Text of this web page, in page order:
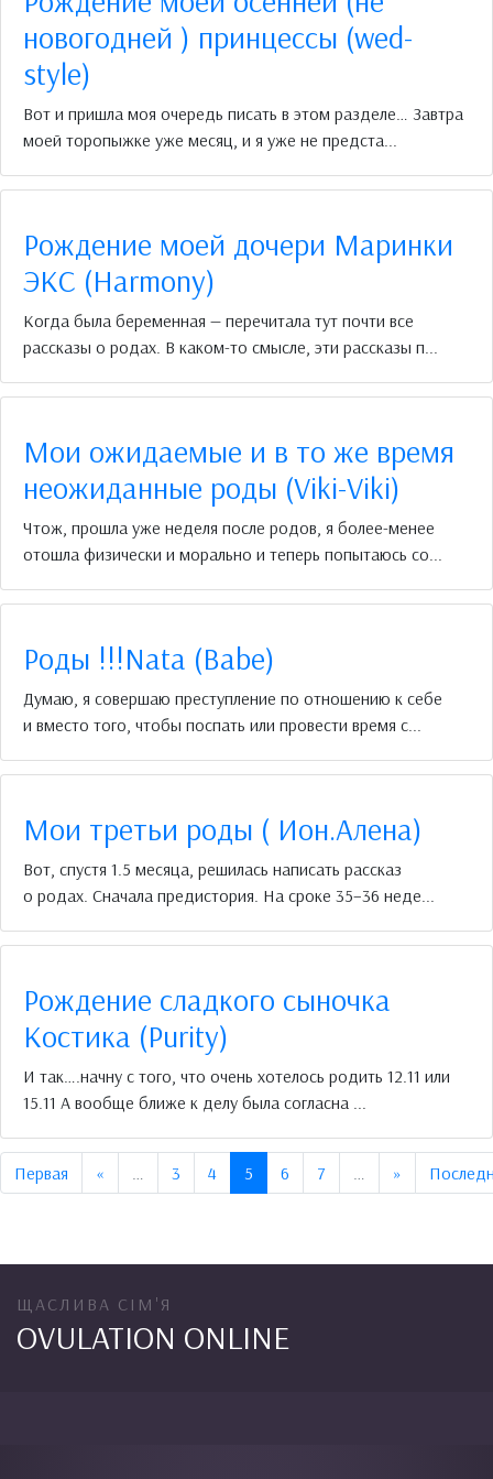
новогодней ) принцессы (wed-
style)
Вот и пришла моя очередь писать в этом разделе… Завтра
моей торопыжке уже месяц, и я уже не предста...
Рождение моей дочери Маринки
ЭКС (Harmony)
Когда была беременная — перечитала тут почти все
рассказы о родах. В каком-то смысле, эти рассказы п...
Мои ожидаемые и в то же время
неожиданные роды (Viki-Viki)
Чтож, прошла уже неделя после родов, я более-менее
отошла физически и морально и теперь попытаюсь со...
Роды !!!Nata (Babe)
Думаю, я совершаю преступление по отношению к себе
и вместо того, чтобы поспать или провести время с...
Мои третьи роды ( Ион.Алена)
Вот, спустя 1.5 месяца, решилась написать рассказ
о родах. Сначала предистория. На сроке 35–36 неде...
Рождение сладкого сыночка
Костика (Purity)
И так….начну с того, что очень хотелось родить 12.11 или
15.11 А вообще ближе к делу была согласна ...
Первая « Предыдущая
… 3 4 5 6 7 … » Следующая
ЩАСЛИВА СІМ'Я
OVULATION ONLINE